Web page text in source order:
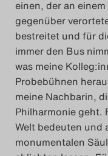
Das
Das
Das
einen, der an
gegenüber
bestreitet und für
immer den Bus
was meine
Probebühnen
meine Nachbarin,
Philharmonie geht.
Welt bedeuten und
monumentalen